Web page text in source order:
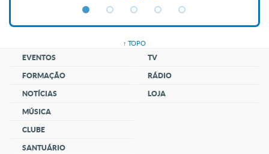
↑ TOPO
EVENTOS
FORMAÇÃO
NOTÍCIAS
MÚSICA
CLUBE
SANTUÁRIO
TV
RÁDIO
LOJA